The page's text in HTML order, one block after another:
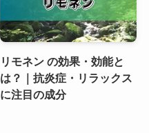
リモネン の効果・効能と
は？｜抗炎症・リラックス
に注目の成分